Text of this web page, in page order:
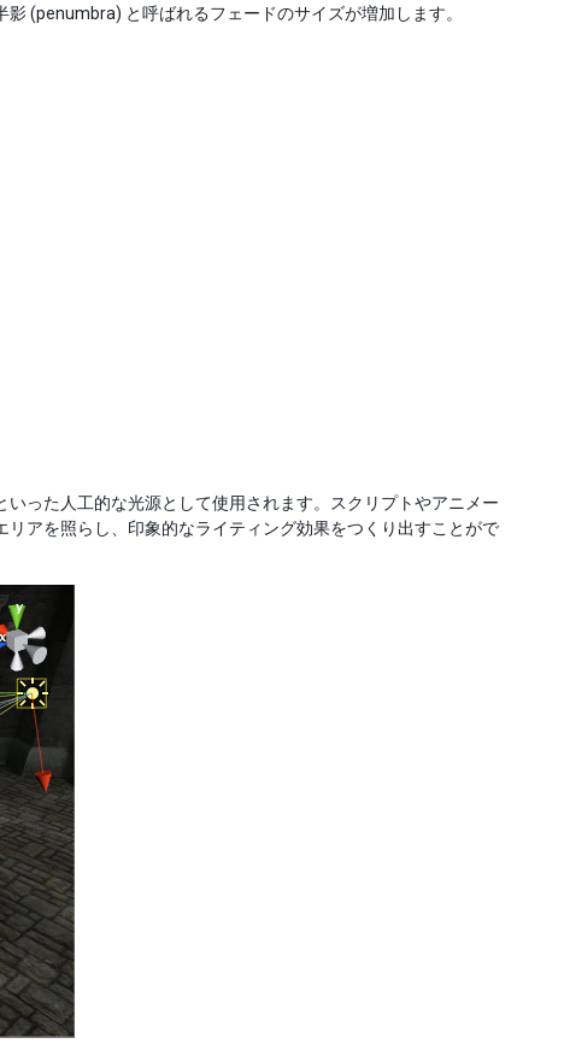
(penumbra) と呼ばれるフェードのサイズが増加します。
った人工的な光源として使用されます。スクリプトやアニメー
アを照らし、印象的なライティング効果をつくり出すことがで